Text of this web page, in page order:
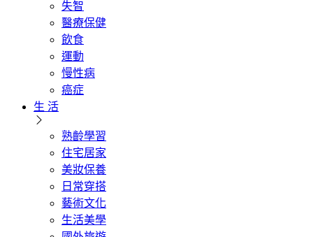
失智
醫療保健
飲食
運動
慢性病
癌症
生 活
熟齡學習
住宅居家
美妝保養
日常穿搭
藝術文化
生活美學